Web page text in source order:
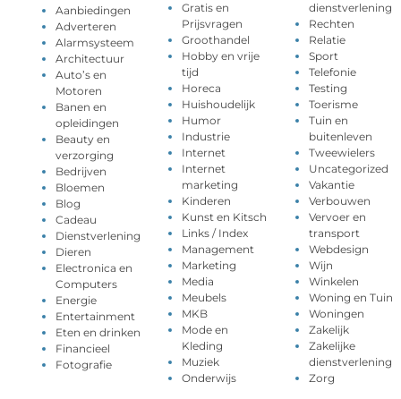
Aanbiedingen
Adverteren
Alarmsysteem
Architectuur
Auto’s en
Motoren
Banen en
opleidingen
Beauty en
verzorging
Bedrijven
Bloemen
Blog
Cadeau
Dienstverlening
Dieren
Electronica en
Computers
Energie
Entertainment
Eten en drinken
Financieel
Fotografie
Gratis en
Prijsvragen
Groothandel
Hobby en vrije
tijd
Horeca
Huishoudelijk
Humor
Industrie
Internet
Internet
marketing
Kinderen
Kunst en Kitsch
Links / Index
Management
Marketing
Media
Meubels
MKB
Mode en
Kleding
Muziek
Onderwijs
dienstverlening
Rechten
Relatie
Sport
Telefonie
Testing
Toerisme
Tuin en
buitenleven
Tweewielers
Uncategorized
Vakantie
Verbouwen
Vervoer en
transport
Webdesign
Wijn
Winkelen
Woning en Tuin
Woningen
Zakelijk
Zakelijke
dienstverlening
Zorg